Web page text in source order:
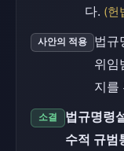
다. (헌
사안의 적용
법규
위임
지를
소결
법규명령
수적 규범